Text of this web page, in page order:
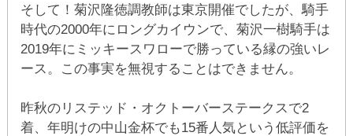
そして！菊沢隆徳調教師は東京開催でしたが、騎手
時代の2000年にロングカイウンで、菊沢一樹騎手は
2019年にミッキースワローで勝っている縁の強いレ
ース。この事実を無視することはできません。
昨秋のリステッド・オクトーバーステークスで2
着、年明けの中山金杯でも15番人気という低評価を